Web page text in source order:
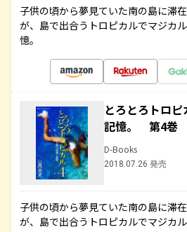
子供の頃から夢見ていた南の島に滞
が、島で出合うトロピカルでマジカ
憶。
とろとろトロ
記憶。 第4巻
D-Books
2018.07.26 発売
子供の頃から夢見ていた南の島に滞
が、島で出合うトロピカルでマジカ